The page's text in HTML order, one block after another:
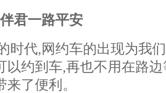
君一路平安
时代,网约车的出现为我
以约到车,再也不用在路
了便利。